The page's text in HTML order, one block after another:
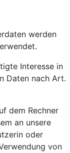
werden
Interesse in
Daten nach Art.
dem Rechner
an unsere
oder
von